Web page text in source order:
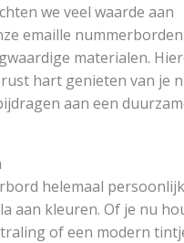
we veel waarde aan
emaille
materialen.
hart genieten van je
aan een
helemaal
aan kleuren. Of je nu
of een modern